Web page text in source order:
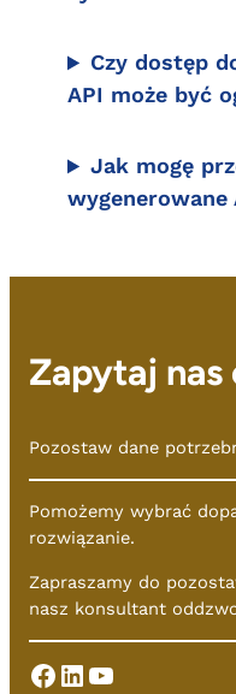
Czy dostęp
API może być
Jak mogę
wygenerowane
Zapytaj
Pozostaw dane
Pomożemy wybrać
rozwiązanie.
Zapraszamy do
nasz konsultant
Facebook LinkedIn YouTube